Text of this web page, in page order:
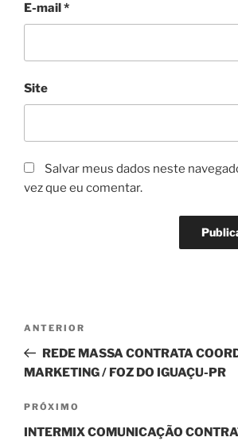
E-mail*
Site
Salvar meus dados neste
vez que eu comentar.
Post
Post
anterior
ANTERIOR
REDE MASSA CONTRATA
MARKETING / FOZ DO IGUAÇU-PR
Próximo
post
PRÓXIMO
INTERMIX COMUNICAÇÃO